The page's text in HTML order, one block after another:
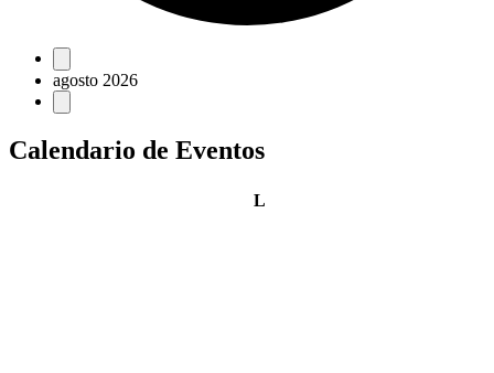
Eventos
agosto 2026
Calendario de Eventos
Llunes